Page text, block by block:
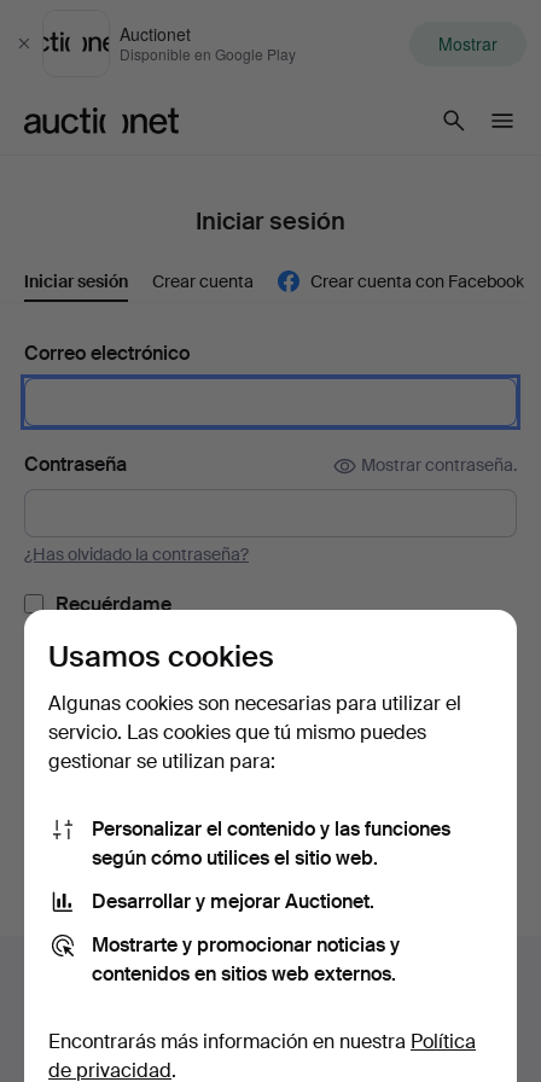
Cerrar
Auctionet
Disponible en Google Play Mostrar
Iniciar sesión
Iniciar sesión Crear cuenta Crear cuenta con Facebook
Correo electrónico
Contraseña Mostrar contraseña.
¿Has olvidado la contraseña?
Recuérdame
o iniciar sesión a través de Facebook
Navegación
pie
Ayuda y contacto
Todas las casas de subastas
Usamos cookies
Algunas cookies son necesarias para utilizar el
servicio. Las cookies que tú mismo puedes
gestionar se utilizan para:
Personalizar el contenido y las funciones
según cómo utilices el sitio web.
Desarrollar y mejorar Auctionet.
Mostrarte y promocionar noticias y
contenidos en sitios web externos.
Encontrarás más información en nuestra Política
de privacidad.